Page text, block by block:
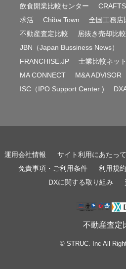
飲食開業比較センター
求活
Chiba Town
全国工務店
不動産査定比較
居抜き売却比較
JBN（Japan Bussiness News）
FRANCHISE.JP
士業比較ネット
MA CONNECT
M&A ADVISOR
ISC（IPO Support Center )
運用会社情報 サイト利用にあたって
免責事項・ご利用条件
利用規約
DXに関する取り組み
不動産査定
© STRUC. Inc All